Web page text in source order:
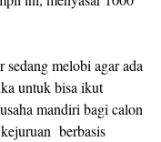
melobi agar ada
untuk bisa ikut
mandiri bagi calon
berbasis